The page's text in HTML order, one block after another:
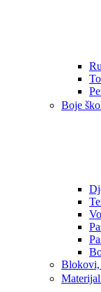
Boje
Blokovi,